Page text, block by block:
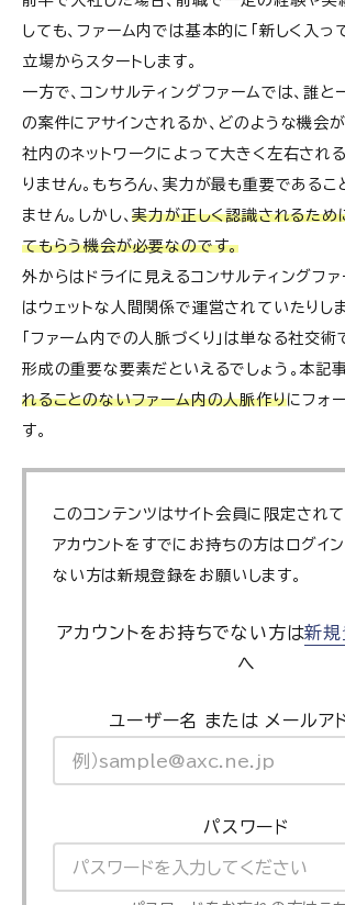
しても、ファーム内では基本的に「新しく入っ
立場からスタートします。
一方で、コンサルティングファームでは、誰と
の案件にアサインされるか、どのような機会が
社内のネットワークによって大きく左右され
りません。もちろん、実力が最も重要であるこ
ません。しかし、実力が正しく認識されるため
てもらう機会が必要なのです。
外からはドライに見えるコンサルティングファ
はウェットな人間関係で運営されていたりしま
「ファーム内での人脈づくり」は単なる社交術
形成の重要な要素だといえるでしょう。本記
れることのないファーム内の人脈作りにフォ
す。
このコンテンツはサイト会員に限定されて
アカウントをすでにお持ちの方はログイ
ない方は新規登録をお願いします。
アカウントをお持ちでない方は新規
へ
ユーザー名 または メールア
パスワード